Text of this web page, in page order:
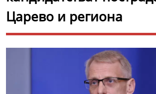
Царево и региона